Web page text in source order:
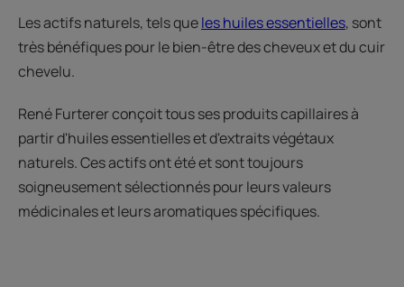
Les actifs naturels, tels queles huiles essentielles, sont
très bénéfiques pour le bien-être des cheveux et du cuir
chevelu.
René Furterer conçoit tous ses produits capillaires à
partir d'huiles essentielles et d'extraits végétaux
naturels. Ces actifs ont été et sont toujours
soigneusement sélectionnés pour leurs valeurs
médicinales et leurs aromatiques spécifiques.